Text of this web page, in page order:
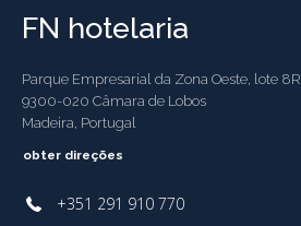
FN hotelaria
Parque Empresarial da Zona Oeste, lote 8R
9300-020 Câmara de Lobos
Madeira, Portugal
obter direções
+351 291 910 770